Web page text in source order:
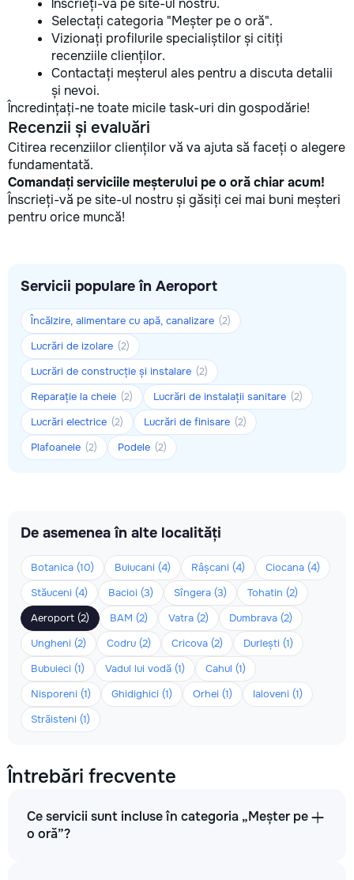
Înscrieți-vă pe site-ul nostru.
Selectați categoria "Meșter pe o oră".
Vizionați profilurile specialiștilor și citiți
recenziile clienților.
Contactați meșterul ales pentru a discuta detalii
și nevoi.
Încredințați-ne toate micile task-uri din gospodărie!
Recenzii și evaluări
Citirea recenziilor clienților vă va ajuta să faceți o alegere
fundamentată.
Comandați serviciile meșterului pe o oră chiar acum!
Înscrieți-vă pe site-ul nostru și găsiți cei mai buni meșteri
pentru orice muncă!
Servicii populare în Aeroport
Încălzire, alimentare cu apă, canalizare (2)
Lucrări de izolare (2)
Lucrări de construcție și instalare (2)
Reparație la cheie (2) Lucrări de instalații sanitare (2)
Lucrări electrice (2) Lucrări de finisare (2)
Plafoanele (2) Podele (2)
De asemenea în alte localități
Botanica (10) Buiucani (4) Râșcani (4)
Ciocana (4)
Stăuceni (4)
Bacioi (3) Sîngera (3)
Tohatin (2)
Aeroport (2)
BAM (2) Vatra (2)
Dumbrava (2)
Ungheni (2)
Codru (2) Cricova (2)
Durlești (1)
Bubuieci (1)
Vadul lui vodă (1)
Cahul (1)
Nisporeni (1)
Ghidighici (1) Orhei (1)
Ialoveni (1)
Străisteni (1)
Întrebări frecvente
Ce servicii sunt incluse în categoria „Meșter pe
o oră”?